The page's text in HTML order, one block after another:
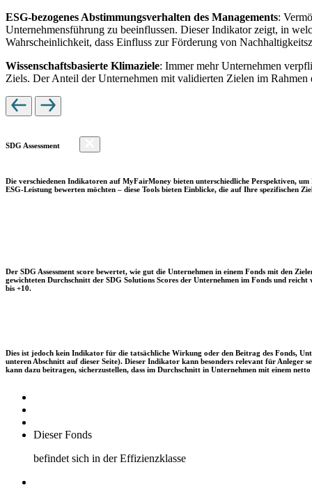
ESG-bezogenes Abstimmungsverhalten des Managements:
Unternehmensführung zu beeinflussen. Dieser Indikator zeigt, in
Wahrscheinlichkeit, dass Einfluss zur Förderung von
Wissenschaftsbasierte Klimaziele: Immer mehr Unternehmen
Ziels. Der Anteil der Unternehmen mit validierten Zielen im
SDG Assessment
Die verschiedenen Indikatoren auf MyFairMoney bieten unterschiedliche Perspektiven,
ESG-Leistung bewerten möchten – diese Tools bieten Einblicke, die auf Ihre spezifischen
Der SDG Assessment score bewertet, wie gut die Unternehmen in einem Fonds mit den
gewichteten Durchschnitt der SDG Solutions Scores der Unternehmen im Fonds und
bis +10.
Dies ist jedoch kein Indikator für die tatsächliche Wirkung oder den Beitrag des Fonds,
unteren Abschnitt auf dieser Seite). Dieser Indikator kann besonders relevant für Anleger
kann dazu beitragen, sicherzustellen, dass im Durchschnitt in Unternehmen mit einem
Dieser Fonds
befindet sich in der Effizienzklasse